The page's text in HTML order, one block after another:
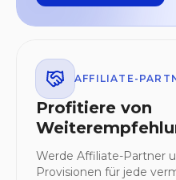
AFFILIATE-
Profitiere von
Werde Affiliate-Partner
Provisionen für jede